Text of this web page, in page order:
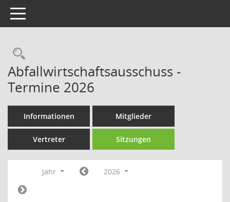
Toggle navigation
Rechercheauswahl
Abfallwirtschaftsausschuss -
Termine 2026
Informationen Mitglieder
Vertreter Sitzungen
Jahr 2026